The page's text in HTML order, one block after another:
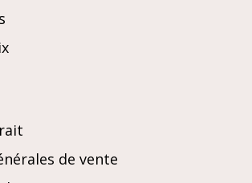
de vente